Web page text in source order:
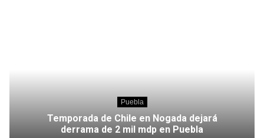
Puebla
Temporada de Chile en Nogada dejará
derrama de 2 mil mdp en Puebla